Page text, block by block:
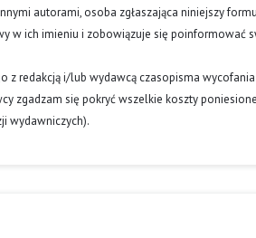
autorami, osoba zgłaszająca niniejszy
w ich imieniu i zobowiązuje się poinformować
z redakcją i/lub wydawcą czasopisma
zgadzam się pokryć wszelkie koszty
wydawniczych).